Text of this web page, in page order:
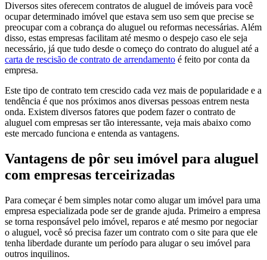
Diversos sites oferecem contratos de aluguel de imóveis para você
ocupar determinado imóvel que estava sem uso sem que precise se
preocupar com a cobrança do aluguel ou reformas necessárias. Além
disso, estas empresas facilitam até mesmo o despejo caso ele seja
necessário, já que tudo desde o começo do contrato do aluguel até a
carta de rescisão de contrato de arrendamento é feito por conta da
empresa.
Este tipo de contrato tem crescido cada vez mais de popularidade e a
tendência é que nos próximos anos diversas pessoas entrem nesta
onda. Existem diversos fatores que podem fazer o contrato de
aluguel com empresas ser tão interessante, veja mais abaixo como
este mercado funciona e entenda as vantagens.
Vantagens de pôr seu imóvel para aluguel
com empresas terceirizadas
Para começar é bem simples notar como alugar um imóvel para uma
empresa especializada pode ser de grande ajuda. Primeiro a empresa
se torna responsável pelo imóvel, reparos e até mesmo por negociar
o aluguel, você só precisa fazer um contrato com o site para que ele
tenha liberdade durante um período para alugar o seu imóvel para
outros inquilinos.